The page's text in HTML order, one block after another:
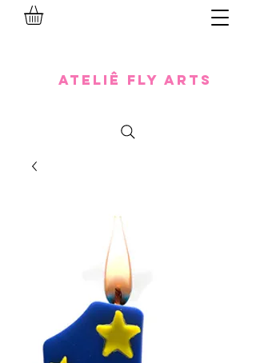
Ateliê Fly Arts